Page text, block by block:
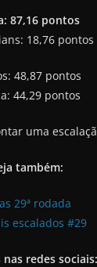
87,16 pontos
18,76 pontos
48,87 pontos
44,29 pontos
uma
também:
29ª rodada
escalados #29
nas redes sociais: